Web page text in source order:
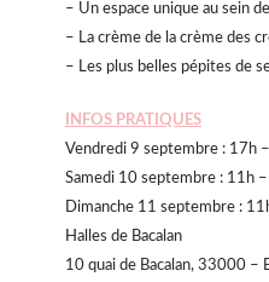
– Un espace unique au sein
– La crème de la crème des
– Les plus belles pépites de
INFOS PRATIQUES
Vendredi 9 septembre : 17h
Samedi 10 septembre : 11h
Dimanche 11 septembre :
Halles de Bacalan
10 quai de Bacalan, 33000 –